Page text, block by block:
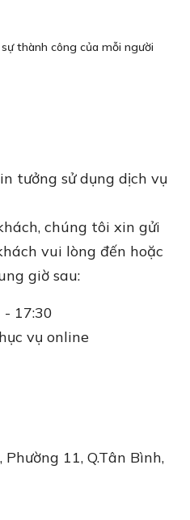
thành công của mỗi người
tưởng sử dụng dịch vụ
chúng tôi xin gửi
vui lòng đến hoặc
giờ sau:
- 17:30
vụ online
11, Q.Tân Bình,